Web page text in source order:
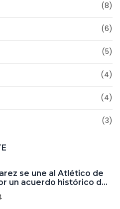
(8)
(6)
(5)
(4)
(4)
(3)
se une al Atlético de
un acuerdo histórico de